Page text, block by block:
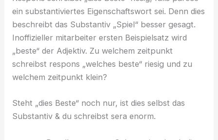
ein substantiviertes Eigenschaftswort sei. Denn dies
beschreibt das Substantiv „Spiel“ besser gesagt.
Inoffizieller mitarbeiter ersten Beispielsatz wird
„beste“ der Adjektiv. Zu welchem zeitpunkt
schreibst respons „welches beste“ riesig und zu
welchem zeitpunkt klein?
Steht „dies Beste“ noch nur, ist dies selbst das
Substantiv & du schreibst sera enorm.